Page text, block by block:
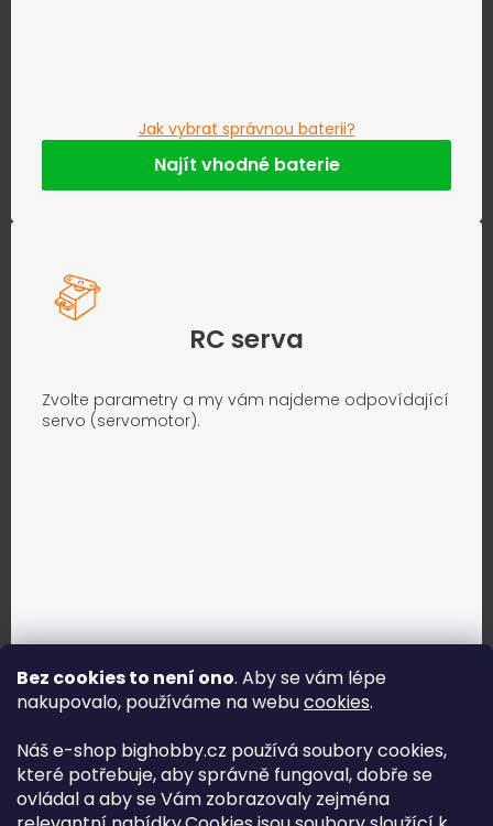
Bez cookies to není ono. Aby se vám lépe
nakupovalo, používáme na webucookies.
Náš e-shop bighobby.cz používá soubory cookies,
které potřebuje, aby správně fungoval, dobře se
ovládal a aby se Vám zobrazovaly zejména
Jak vybrat správnou baterii?
Najít vhodné baterie
RC serva
Zvolte parametry a my vám najdeme odpovídající
servo (servomotor).
Jak vybrat správné servo?
Najít správné servo